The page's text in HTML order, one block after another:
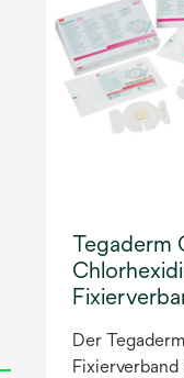
Tegaderm
Der